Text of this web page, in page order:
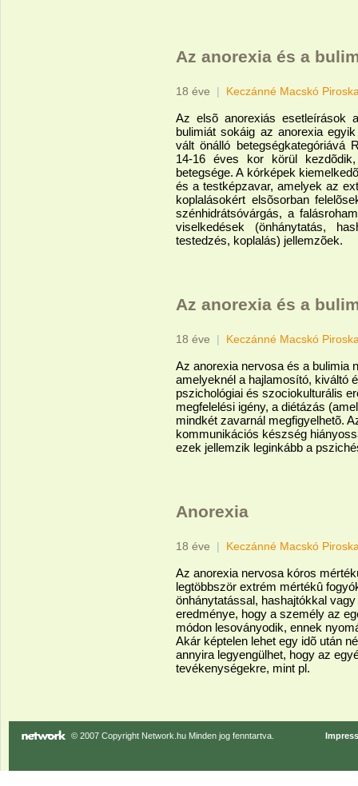
Az anorexia és a
18 éve | Keczánné Macskó
Az elsõ anorexiás esetleírások
bulimiát sokáig az anorexia
vált önálló betegségkategóriává
14-16 éves kor körül
betegsége. A kórképek
és a testképzavar, amelyek az
koplalásokért elsõsorban
szénhidrátsóvárgás, a
viselkedések (önhánytatás,
testedzés, koplalás) jellemzõek.
Az anorexia és a
18 éve | Keczánné Macskó
Az anorexia nervosa és a bulimia
amelyeknél a hajlamosító, kiváltó
pszichológiai és szociokulturális
megfelelési igény, a diétázás
mindkét zavarnál megfigyelhetõ.
kommunikációs készség
ezek jellemzik leginkább a
Anorexia
18 éve | Keczánné Macskó
Az anorexia nervosa kóros
legtöbbször extrém mértékû
önhánytatással, hashajtókkal
eredménye, hogy a személy az
módon lesoványodik, ennek
Akár képtelen lehet egy idõ után
annyira legyengülhet, hogy az
tevékenységekre, mint pl.
© 2007 Copyright Network.hu Minden jog fenntartva.